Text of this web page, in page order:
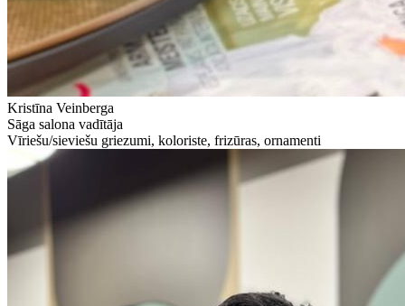
Kristīna Veinberga
Sāga salona vadītāja
Vīriešu/sieviešu griezumi, koloriste, frizūras, ornamenti